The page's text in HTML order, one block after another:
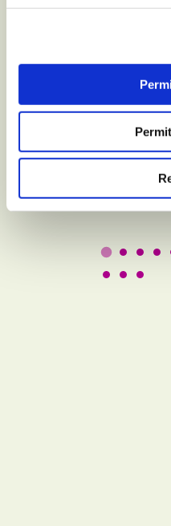
5 truques
a
BEM-ESTAR E LAZER